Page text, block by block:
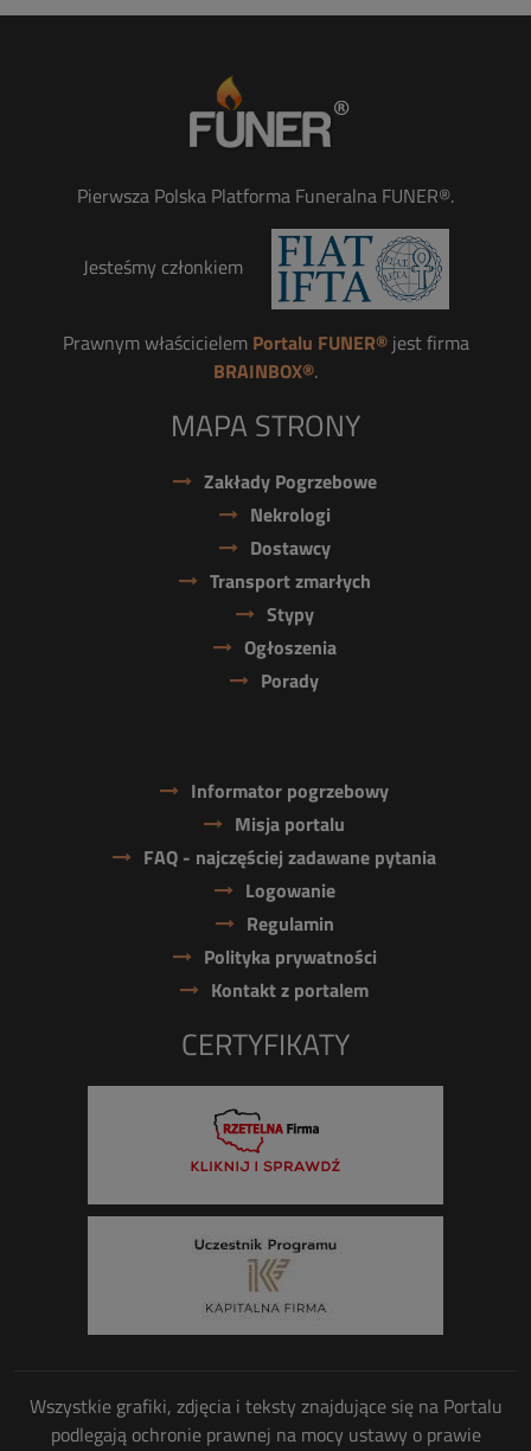
Pierwsza Polska Platforma Funeralna FUNER®.
Jesteśmy członkiem
Prawnym właścicielem Portalu FUNER®jest firma
BRAINBOX®.
MAPA STRONY
Zakłady Pogrzebowe
Nekrologi
Dostawcy
Transport zmarłych
Stypy
Ogłoszenia
Porady
Informator pogrzebowy
Misja portalu
FAQ - najczęściej zadawane pytania
Logowanie
Regulamin
Polityka prywatności
Kontakt z portalem
CERTYFIKATY
Wszystkie grafiki, zdjęcia i teksty znajdujące się na Portalu
podlegają ochronie prawnej na mocy ustawy o prawie